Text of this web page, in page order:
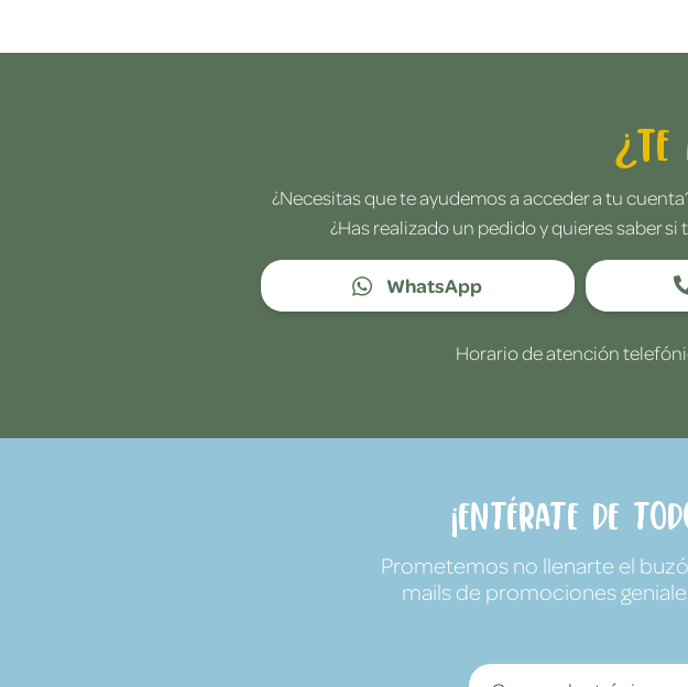
¿Te
¿Necesitas que te ayudemos a acceder a tu
¿Has realizado un pedido y quieres saber
WhatsApp
Horario de atención
¡Entérate de
Prometemos no llenarte el
mails de promociones